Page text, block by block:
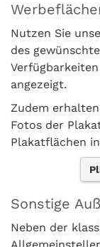
Nutzen Sie
des
angezeigt.
Zudem
Fotos der
Plakatflächen
Sonstige
Neben der